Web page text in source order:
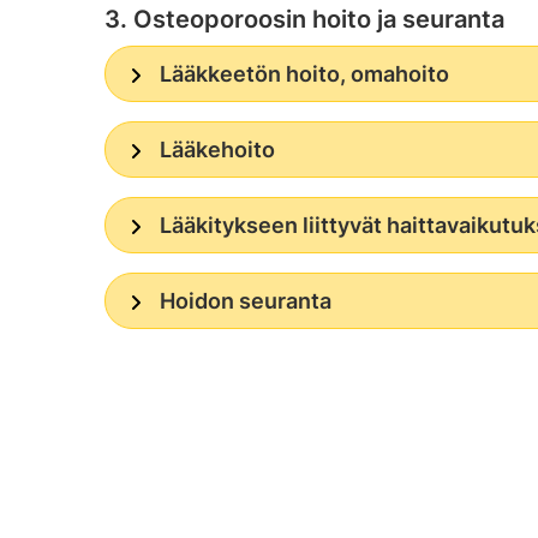
3. Osteoporoosin hoito ja seuranta
Lääkkeetön hoito, omahoito
Lääkehoito
Lääkitykseen liittyvät
Hoidon seuranta